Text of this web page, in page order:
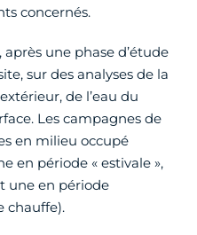
concernés.
une phase d’étude
sur des analyses de la
de l’eau du
Les campagnes de
en milieu occupé
en période « estivale »,
une en période
chauffe).